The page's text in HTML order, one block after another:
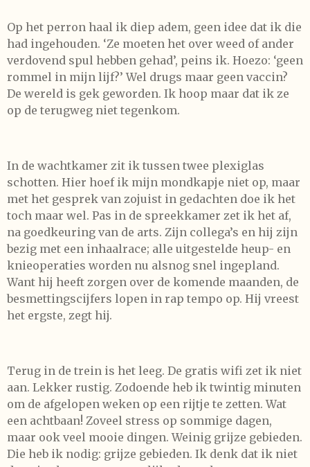
Op het perron haal ik diep adem, geen idee dat ik die
had ingehouden. ‘Ze moeten het over weed of ander
verdovend spul hebben gehad’, peins ik. Hoezo: ‘geen
rommel in mijn lijf?’ Wel drugs maar geen vaccin?
De wereld is gek geworden. Ik hoop maar dat ik ze
op de terugweg niet tegenkom.
In de wachtkamer zit ik tussen twee plexiglas
schotten. Hier hoef ik mijn mondkapje niet op, maar
met het gesprek van zojuist in gedachten doe ik het
toch maar wel. Pas in de spreekkamer zet ik het af,
na goedkeuring van de arts. Zijn collega’s en hij zijn
bezig met een inhaalrace; alle uitgestelde heup- en
knieoperaties worden nu alsnog snel ingepland.
Want hij heeft zorgen over de komende maanden, de
besmettingscijfers lopen in rap tempo op. Hij vreest
het ergste, zegt hij.
Terug in de trein is het leeg. De gratis wifi zet ik niet
aan. Lekker rustig. Zodoende heb ik twintig minuten
om de afgelopen weken op een rijtje te zetten. Wat
een achtbaan! Zoveel stress op sommige dagen,
maar ook veel mooie dingen. Weinig grijze gebieden.
Die heb ik nodig: grijze gebieden. Ik denk dat ik niet